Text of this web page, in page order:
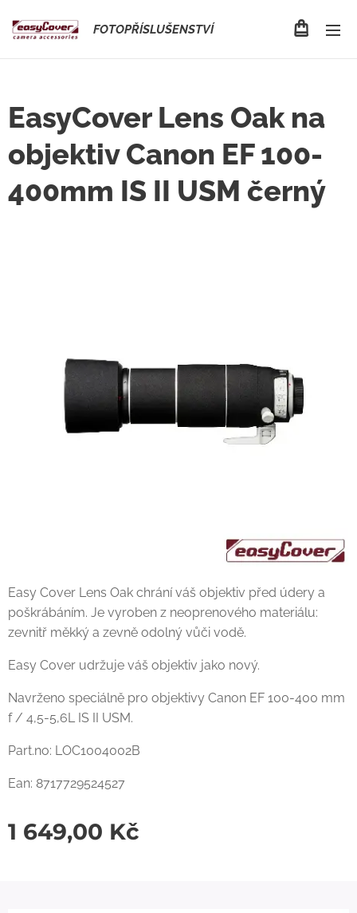
FOTOPŘÍSLUŠENSTVÍ
EasyCover Lens Oak na
objektiv Canon EF 100-
400mm IS II USM černý
Easy Cover Lens Oak chrání váš objektiv před údery a
poškrábáním. Je vyroben z neoprenového materiálu:
zevnitř měkký a zevně odolný vůči vodě.
Easy Cover udržuje váš objektiv jako nový.
Navrženo speciálně pro objektivy Canon EF 100-400 mm
f / 4,5-5,6L IS II USM.
Part.no: LOC1004002B
Ean: 8717729524527
1 649,00 Kč